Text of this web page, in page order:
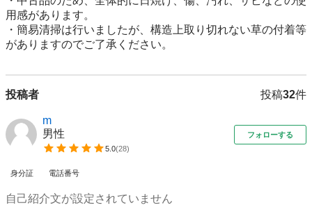
用感があります。
・簡易清掃は行いましたが、構造上取り切れない草の付着等
がありますのでご了承ください。
投稿者 投稿32件
m
男性
5.0(28)
フォローする
身分証 電話番号
自己紹介文が設定されていません